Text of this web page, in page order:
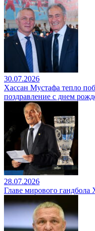
30.07.2026
Хассан Мустафа тепло
поздравление с днем
28.07.2026
Главе мирового